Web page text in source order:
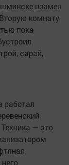
взамен
комнату
пока
сарай,
работал
— это